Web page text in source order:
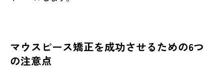
マウスピース矯正を成功させるための6つ
の注意点